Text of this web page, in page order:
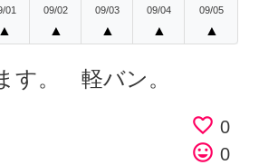
01
▲
09/02
▲
09/03
▲
09/04
▲
09/05
▲
す。 軽バン。
favorite_border 0
tag_faces 0